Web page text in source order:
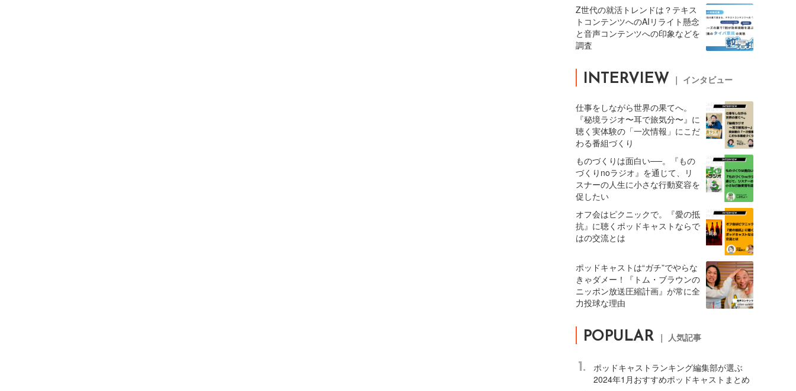
Z世代の就活トレンドは？テキス
トコンテンツへのAIリライト懸念
と音声コンテンツへの印象などを
調査
INTERVIEW ｜ インタビュー
仕事をしながら世界の果てへ。
『秘境ラジオ〜耳で旅気分〜』に
聴く実体験の「一次情報」にこだ
わる番組づくり
ものづくりは面白い──。『もの
づくりnoラジオ』を通じて、リ
スナーの人生に小さな行動変容を
促したい
オフ会はピクニックで。『愛の抵
抗』に聴くポッドキャストならで
はの交流とは
ポッドキャストは“ガチ”でやらな
きゃダメー！『トム・ブラウンの
ニッポン放送圧縮計画』が常に全
力投球な理由
POPULAR ｜ 人気記事
1.
ポッドキャストランキング編集部が選ぶ
2024年1月おすすめポッドキャストまとめ